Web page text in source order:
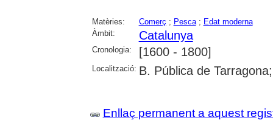
Matèries: Comerç ; Pesca; Edat moderna
Àmbit:
Catalunya
Cronologia: [1600 - 1800]
Localització: B. Pública de
Enllaç permanent a aquest